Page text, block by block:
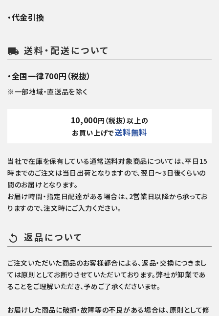
・代金引換
local_shipping 送料・配送について
・全国一律700円（税抜）
※一部地域・直送品を除く
10,000円（税抜）以上の
お買い上げで送料無料
当社で在庫を保有している通常送料対象商品については、平日15
時までのご注文は当日出荷となりますので、翌日～3日後くらいの
間のお届けとなります。
お届け時間・指定日配達がある場合は、2営業日以降から承ってお
りますので、注文時にご入力ください。
replay 返品について
ご注文いただいた商品のお客様都合による、返品・交換につきまし
ては原則としてお断りさせていただいております。弊社が卸業であ
ることをご理解いただき、予めご了承くださいませ。
お届けした商品に破損・故障等の不良がある場合は、原則として修